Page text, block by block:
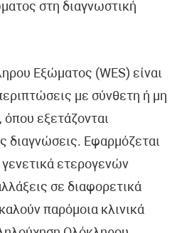
στη διαγνωστική
Εξώματος (WES) είναι
με σύνθετη ή μη
όπου εξετάζονται
διαγνώσεις. Εφαρμόζεται
ετερογενών
σε διαφορετικά
παρόμοια κλινικά